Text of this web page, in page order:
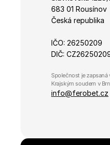
683 01 Rousínov
Česká republika
IČO: 26250209
DIČ:
Společnost je
Krajským soudem v
info@ferobet.cz